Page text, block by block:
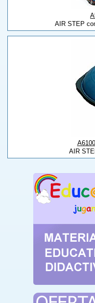
AIR STEP
AIR